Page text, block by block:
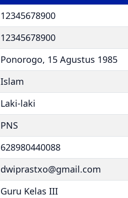
12345678900
12345678900
Ponorogo, 15 Agustus 1985
Islam
Laki-laki
PNS
628980440088
dwiprastxo@gmail.com
Guru Kelas III